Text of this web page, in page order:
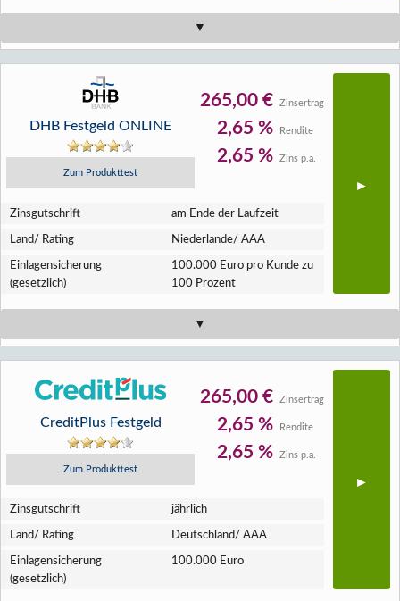
DHB Festgeld ONLINE
Zum Produkttest
265,00 € Zinsertrag
2,65 % Rendite
2,65 % Zins p.a.
Zins­gutschrift am Ende der Laufzeit
Land/ Rating Niederlande/ AAA
Einlagen­sicherung
(gesetzlich)
100.000 Euro pro Kunde zu
100 Prozent
CreditPlus Festgeld
Zum Produkttest
265,00 € Zinsertrag
2,65 % Rendite
2,65 % Zins p.a.
Zins­gutschrift jährlich
Land/ Rating Deutschland/ AAA
Einlagen­sicherung
(gesetzlich)
100.000 Euro